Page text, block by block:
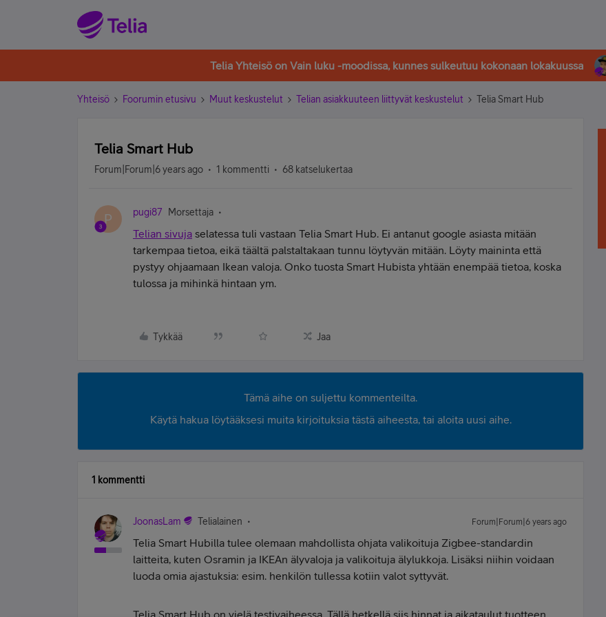
Telia Yhteisö on Vain luku -moodissa, kunnes sulkeutuu kokonaan lokakuussa
Yhteisö Foorumin etusivu Muut keskustelut Telian asiakkuuteen liittyvät keskustelut Telia Smart Hub
Telia Smart Hub
Forum|Forum|6 years ago 1 kommentti 68 katselukertaa
P pugi87 Morsettaja
Telian sivuja selatessa tuli vastaan Telia Smart Hub. Ei antanut google asiasta mitään
tarkempaa tietoa, eikä täältä palstaltakaan tunnu löytyvän mitään. Löyty maininta että
pystyy ohjaamaan Ikean valoja. Onko tuosta Smart Hubista yhtään enempää tietoa, koska
tulossa ja mihinkä hintaan ym.
Tykkää Jaa
Tämä aihe on suljettu kommenteilta.
Käytä hakua löytääksesi muita kirjoituksia tästä aiheesta, tai aloita uusi aihe.
1 kommentti
JoonasLam Telialainen Forum|Forum|6 years ago
Telia Smart Hubilla tulee olemaan mahdollista ohjata valikoituja Zigbee-standardin
laitteita, kuten Osramin ja IKEAn älyvaloja ja valikoituja älylukkoja. Lisäksi niihin voidaan
luoda omia ajastuksia: esim. henkilön tullessa kotiin valot syttyvät.
Telia Smart Hub on vielä testivaiheessa. Tällä hetkellä siis hinnat ja aikataulut tuotteen